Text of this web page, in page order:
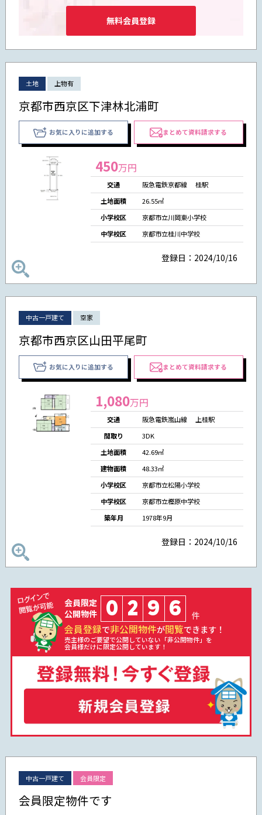
無料会員登録
土地 上物有
京都市西京区下津林北浦町
お気に入りに追加する まとめて資料請求する
450万円
交通
阪急電鉄京都線 桂駅
土地面積
26.55㎡
小学校区
京都市立川岡東小学校
中学校区
京都市立桂川中学校
登録日：2024/10/16
中古一戸建て 空家
京都市西京区山田平尾町
お気に入りに追加する まとめて資料請求する
1,080万円
交通
阪急電鉄嵐山線 上桂駅
間取り
3DK
土地面積
42.69㎡
建物面積
48.33㎡
小学校区
京都市立松陽小学校
中学校区
京都市立樫原中学校
築年月
1978年9月
登録日：2024/10/16
会員限定
公開物件
0 2 9 6 件
会員登録で非公開物件が閲覧できます！
売主様のご要望で公開していない「非公開物件」を
会員様だけに限定公開しています！
中古一戸建て 会員限定
会員限定物件です